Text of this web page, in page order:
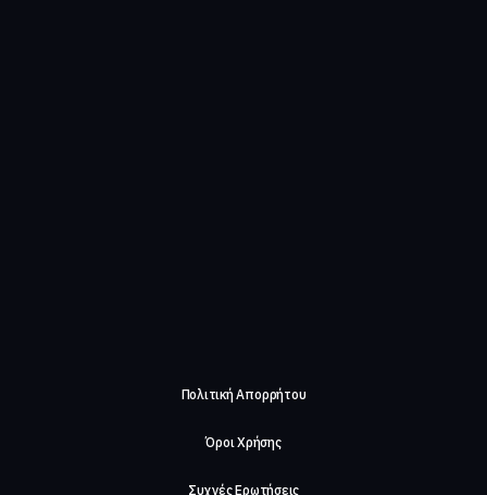
Πολιτική Απορρήτου
Όροι Χρήσης
Συχνές Ερωτήσεις